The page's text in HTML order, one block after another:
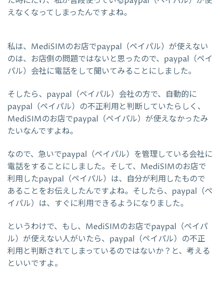
えなくなってしまったんですよね。
私は、MediSIMのお店でpaypal（ペイパル）が使えない
のは、お店側の問題ではないと思ったので、paypal（ペイ
パル）会社に電話をして聞いてみることにしました。
そしたら、paypal（ペイパル）会社の方で、自動的に
paypal（ペイパル）の不正利用と判断していたらしく、
MediSIMのお店でpaypal（ペイパル）が使えなかったみ
たいなんですよね。
なので、急いでpaypal（ペイパル）を管理している会社に
電話をすることにしました。そして、MediSIMのお店で
利用したpaypal（ペイパル）は、自分が利用したもので
あることをお伝えしたんですよね。そしたら、paypal（ペ
イパル）は、すぐに利用できるようになりました。
というわけで、もし、MediSIMのお店でpaypal（ペイパ
ル）が使えない人がいたら、paypal（ペイパル）の不正
利用と判断されてしまっているのではないか？と、考える
といいですよ。